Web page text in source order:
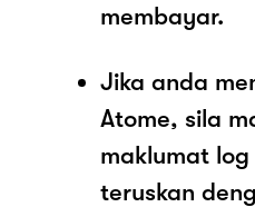
membayar.
Jika anda
Atome, sila
maklumat
teruskan